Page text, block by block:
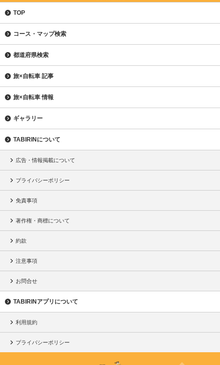
TOP
コース・マップ検索
都道府県検索
旅×自転車 記事
旅×自転車 情報
ギャラリー
TABIRINについて
広告・情報掲載について
プライバシーポリシー
免責事項
著作権・商標について
約款
注意事項
お問合せ
TABIRINアプリについて
利用規約
プライバシーポリシー